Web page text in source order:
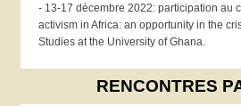
- 13-17 décembre 2022: participation au
activism in Africa: an opportunity in the
Studies at the University of Ghana.
RENCONTRES